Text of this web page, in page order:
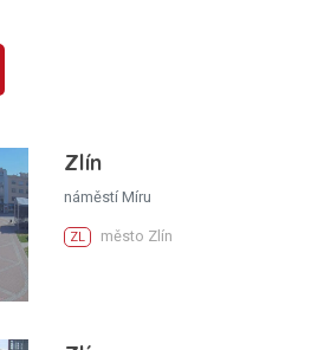
Zlín
náměstí Míru
ZL město Zlín